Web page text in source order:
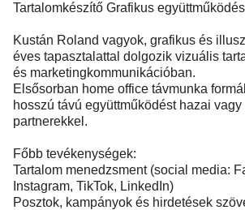
Tartalomkészítő Grafikus
Kustán Roland vagyok, grafikus és
éves tapasztalattal dolgozik vizuális
és marketingkommunikációban.
Elsősorban home office távmunka
hosszú távú együttműködést hazai
partnerekkel.
Főbb tevékenységek:
Tartalom menedzsment (social media:
Instagram, TikTok, LinkedIn)
Posztok, kampányok és hirdetések